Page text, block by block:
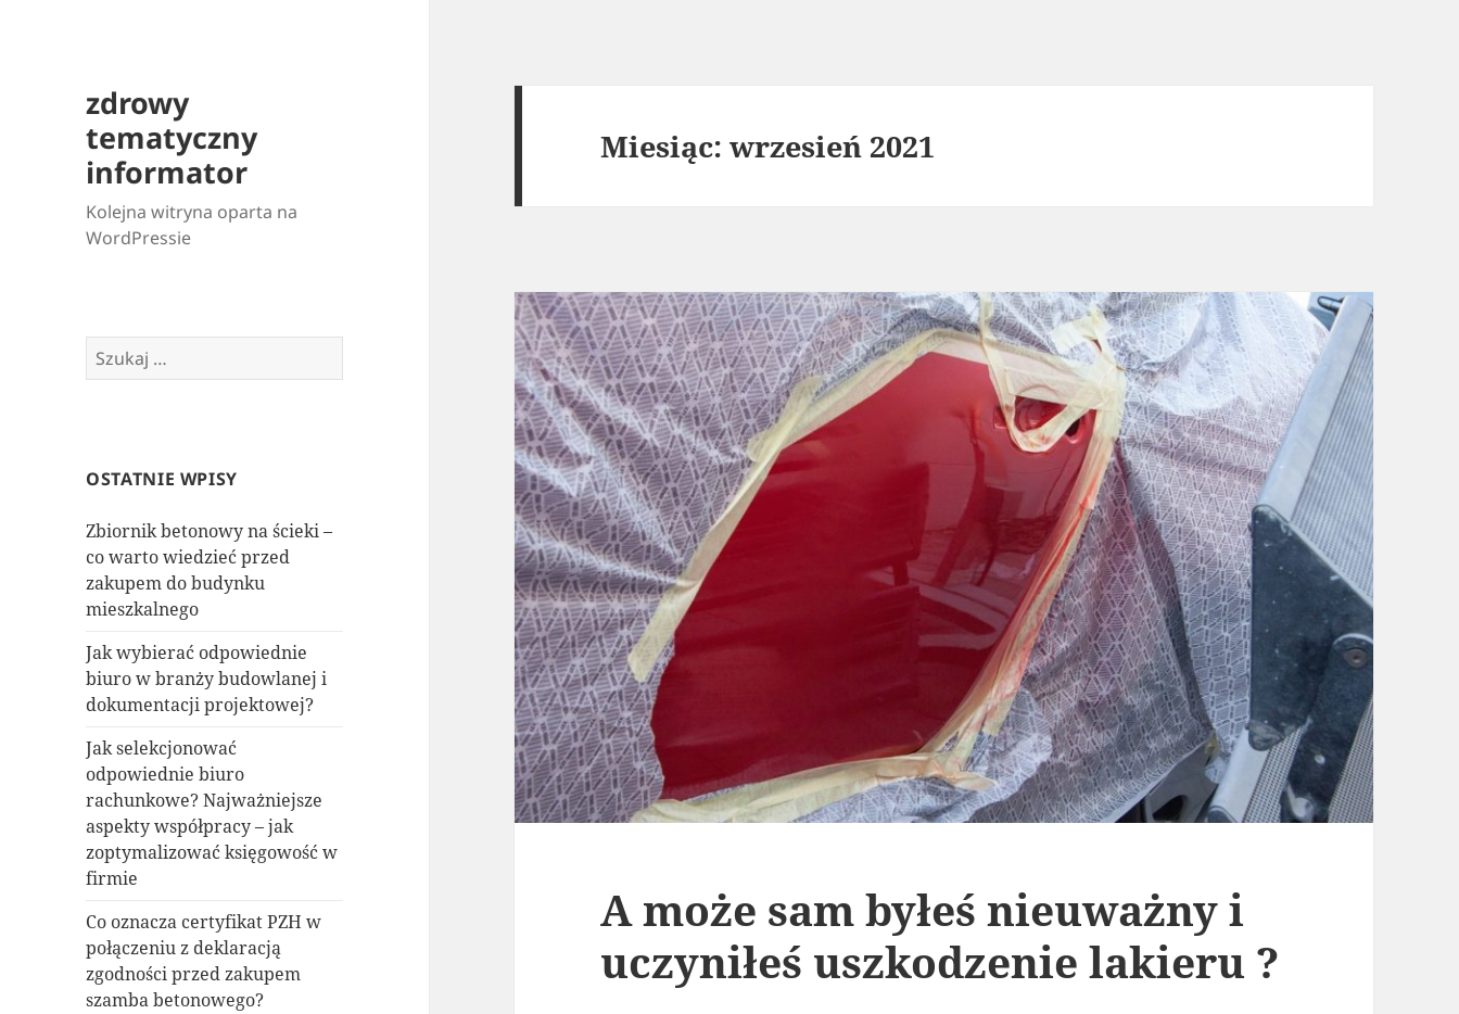
zdrowy
tematyczny
informator
Kolejna witryna oparta na
WordPressie
Szukaj:
OSTATNIE WPISY
Zbiornik betonowy na ścieki –
co warto wiedzieć przed
zakupem do budynku
mieszkalnego
Jak wybierać odpowiednie
biuro w branży budowlanej i
dokumentacji projektowej?
Jak selekcjonować
odpowiednie biuro
rachunkowe? Najważniejsze
aspekty współpracy – jak
zoptymalizować księgowość w
firmie
Co oznacza certyfikat PZH w
połączeniu z deklaracją
zgodności przed zakupem
szamba betonowego?
Miesiąc:wrzesień 2021
A może sam byłeś nieuważny i
uczyniłeś uszkodzenie lakieru ?